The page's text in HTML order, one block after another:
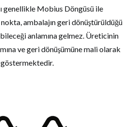
genellikle Mobius Döngüsü ile
nokta, ambalajın geri dönüştürüldüğü
anlamına gelmez. Üreticinin
ve geri dönüşümüne mali olarak